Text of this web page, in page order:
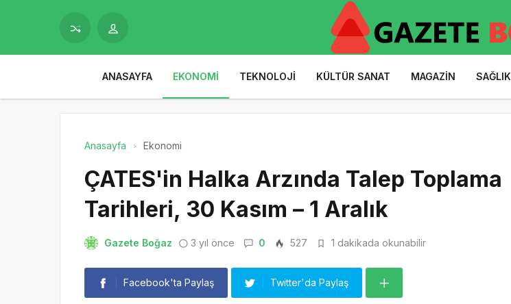
ANASAYFA EKONOMI TEKNOLOJI KÜLTÜR SANAT MAGAZIN SAĞLIK
Anasayfa Ekonomi
ÇATES'in Halka Arzında Talep Toplama
Tarihleri, 30 Kasım – 1 Aralık
Gazete Boğaz 3 yıl önce 0 527 1 dakikada okunabilir
Facebook'ta Paylaş Twitter'da Paylaş